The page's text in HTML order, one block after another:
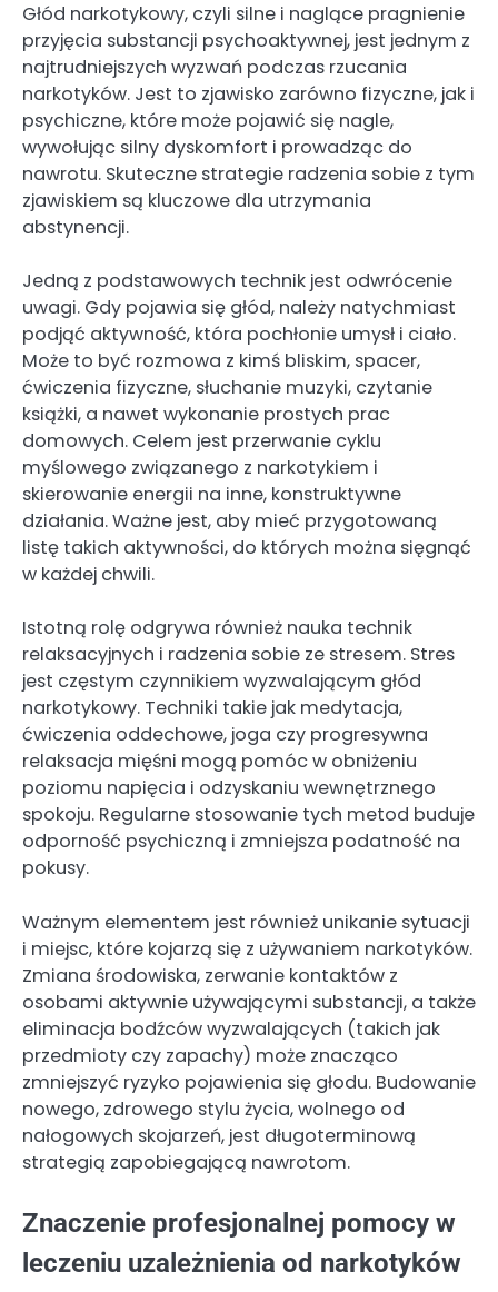
Głód narkotykowy, czyli silne i naglące pragnienie
przyjęcia substancji psychoaktywnej, jest jednym z
najtrudniejszych wyzwań podczas rzucania
narkotyków. Jest to zjawisko zarówno fizyczne, jak i
psychiczne, które może pojawić się nagle,
wywołując silny dyskomfort i prowadząc do
nawrotu. Skuteczne strategie radzenia sobie z tym
zjawiskiem są kluczowe dla utrzymania
abstynencji.
Jedną z podstawowych technik jest odwrócenie
uwagi. Gdy pojawia się głód, należy natychmiast
podjąć aktywność, która pochłonie umysł i ciało.
Może to być rozmowa z kimś bliskim, spacer,
ćwiczenia fizyczne, słuchanie muzyki, czytanie
książki, a nawet wykonanie prostych prac
domowych. Celem jest przerwanie cyklu
myślowego związanego z narkotykiem i
skierowanie energii na inne, konstruktywne
działania. Ważne jest, aby mieć przygotowaną
listę takich aktywności, do których można sięgnąć
w każdej chwili.
Istotną rolę odgrywa również nauka technik
relaksacyjnych i radzenia sobie ze stresem. Stres
jest częstym czynnikiem wyzwalającym głód
narkotykowy. Techniki takie jak medytacja,
ćwiczenia oddechowe, joga czy progresywna
relaksacja mięśni mogą pomóc w obniżeniu
poziomu napięcia i odzyskaniu wewnętrznego
spokoju. Regularne stosowanie tych metod buduje
odporność psychiczną i zmniejsza podatność na
pokusy.
Ważnym elementem jest również unikanie sytuacji
i miejsc, które kojarzą się z używaniem narkotyków.
Zmiana środowiska, zerwanie kontaktów z
osobami aktywnie używającymi substancji, a także
eliminacja bodźców wyzwalających (takich jak
przedmioty czy zapachy) może znacząco
zmniejszyć ryzyko pojawienia się głodu. Budowanie
nowego, zdrowego stylu życia, wolnego od
nałogowych skojarzeń, jest długoterminową
strategią zapobiegającą nawrotom.
Znaczenie profesjonalnej pomocy w
leczeniu uzależnienia od narkotyków